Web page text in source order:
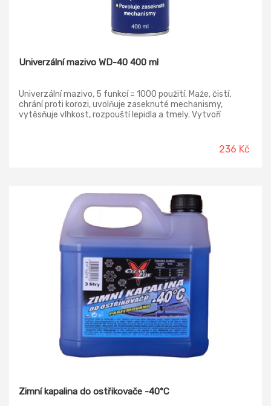
Univerzální mazivo WD-40 400 ml
Univerzální mazivo, 5 funkcí = 1000 použití. Maže, čistí,
chrání proti korozi, uvolňuje zaseknuté mechanismy,
vytěsňuje vlhkost, rozpouští lepidla a tmely. Vytvoří
mechanismy, rozpustit usazené nečistoty, mazat, ochránit
součásti proti korozi i vlhku. Po nanesení na plochu se
236 Kč
Zimní kapalina do ostřikovače -40°C